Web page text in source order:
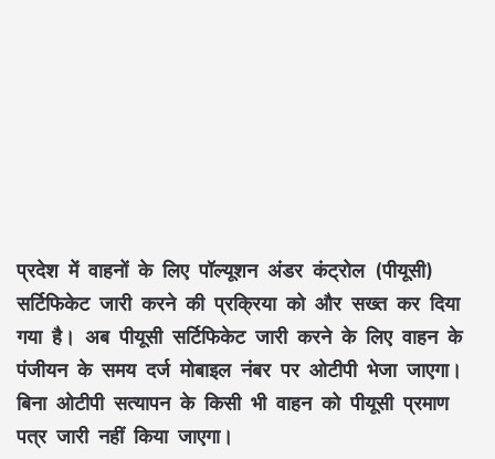
प्रदेश में वाहनों के लिए पॉल्यूशन अंडर कंट्रोल (पीयूसी)
सर्टिफिकेट जारी करने की प्रक्रिया को और सख्त कर दिया
गया है। अब पीयूसी सर्टिफिकेट जारी करने के लिए वाहन के
पंजीयन के समय दर्ज मोबाइल नंबर पर ओटीपी भेजा जाएगा।
बिना ओटीपी सत्यापन के किसी भी वाहन को पीयूसी प्रमाण
पत्र जारी नहीं किया जाएगा।